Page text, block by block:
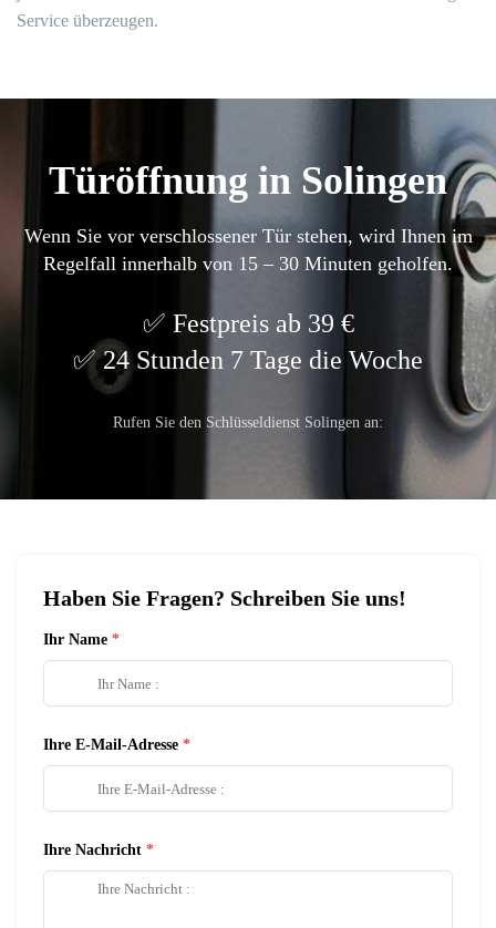
Service überzeugen.
Türöffnung in Solingen
Wenn Sie vor verschlossener Tür stehen, wird Ihnen im
Regelfall innerhalb von 15 – 30 Minuten geholfen.
Festpreis ab 39 €
24 Stunden 7 Tage die Woche
Rufen Sie den Schlüsseldienst Solingen an:
Haben Sie Fragen? Schreiben Sie uns!
Ihr Name
Ihre E-Mail-Adresse
Ihre Nachricht